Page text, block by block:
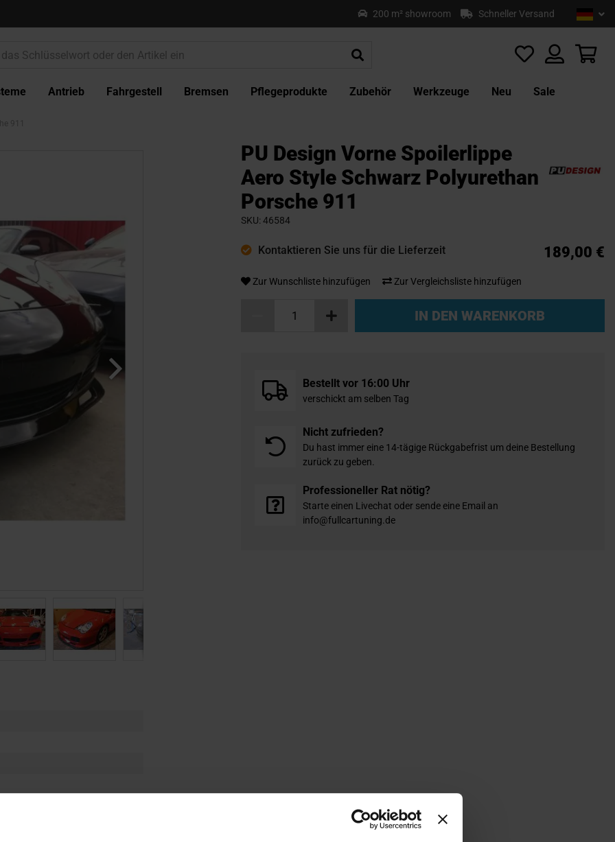
200 m² showroom Schneller Versand
Antrieb Fahrgestell Bremsen Pflegeprodukte Zubehör Werkzeuge Neu Sale
PU Design Vorne Spoilerlippe
Aero Style Schwarz Polyurethan
Porsche 911
SKU 46584
Kontaktieren Sie uns für die Lieferzeit 189,00 €
Zur Wunschliste hinzufügen Zur Vergleichsliste hinzufügen
IN DEN WARENKORB
Bestellt vor 16:00 Uhr
verschickt am selben Tag
Nicht zufrieden?
Du hast immer eine 14-tägige Rückgabefrist um deine Bestellung
zurück zu geben.
Professioneller Rat nötig?
Starte einen Livechat oder sende eine Email an
info@fullcartuning.de